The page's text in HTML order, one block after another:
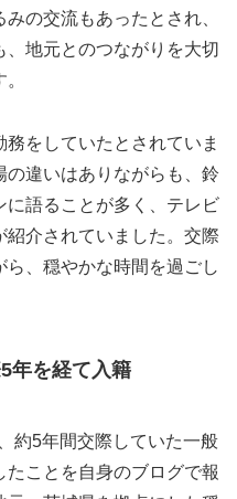
の交流もあったとされ、
地元とのつながりを大切
をしていたとされていま
違いはありながらも、鈴
に語ることが多く、テレビ
介されていました。交際
、穏やかな時間を過ごし
年を経て入籍
約5年間交際していた一般
ことを自身のブログで報